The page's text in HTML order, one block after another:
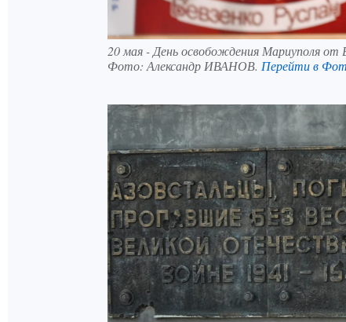
20 мая - День освобождения Мариуполя
Фото: Александр ИВАНОВ. Перейти в